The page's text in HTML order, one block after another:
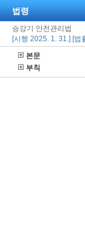
법령
승강기 안전관리법
[시행 2025. 1. 31.] [
본문
부칙